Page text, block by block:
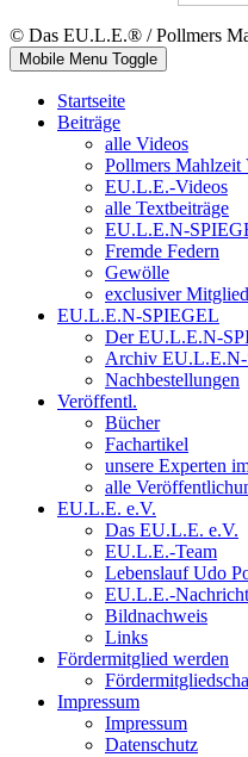
© Das EU.L.E.® / Pollmers
Mobile Menu Toggle
Startseite
Beiträge
alle Videos
Pollmers Mahlzeit
EU.L.E.-Videos
alle Textbeiträge
EU.L.E.N-
Fremde Federn
Gewölle
exclusiver
EU.L.E.N-SPIEGEL
Der EU.L.E.N-
Archiv
Nachbestellungen
Veröffentl.
Bücher
Fachartikel
unsere Experten
alle
EU.L.E. e.V.
Das EU.L.E. e.V.
EU.L.E.-Team
Lebenslauf Udo
EU.L.E.-
Bildnachweis
Links
Fördermitglied werden
Impressum
Impressum
Datenschutz